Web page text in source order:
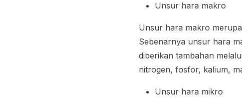
Unsur hara makro
Unsur hara makro
Sebenarnya unsur hara
diberikan tambahan
nitrogen, fosfor, kalium,
Unsur hara mikro